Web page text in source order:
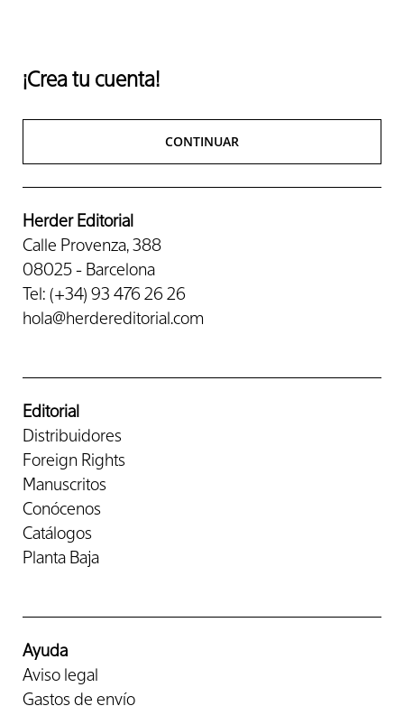
¡Crea tu cuenta!
CONTINUAR
Herder Editorial
Calle Provenza, 388
08025 - Barcelona
Tel: (+34) 93 476 26 26
hola@herdereditorial.com
Editorial
Distribuidores
Foreign Rights
Manuscritos
Conócenos
Catálogos
Planta Baja
Ayuda
Aviso legal
Gastos de envío